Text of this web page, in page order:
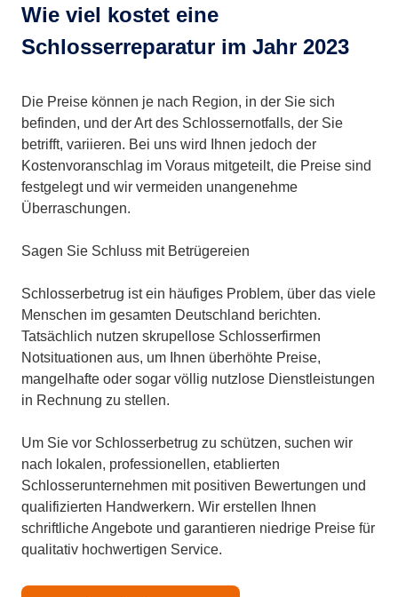
Wie viel kostet eine
Schlosserreparatur im Jahr 2023
Die Preise können je nach Region, in der Sie sich
befinden, und der Art des Schlossernotfalls, der Sie
betrifft, variieren. Bei uns wird Ihnen jedoch der
Kostenvoranschlag im Voraus mitgeteilt, die Preise sind
festgelegt und wir vermeiden unangenehme
Überraschungen.
Sagen Sie Schluss mit Betrügereien
Schlosserbetrug ist ein häufiges Problem, über das viele
Menschen im gesamten Deutschland berichten.
Tatsächlich nutzen skrupellose Schlosserfirmen
Notsituationen aus, um Ihnen überhöhte Preise,
mangelhafte oder sogar völlig nutzlose Dienstleistungen
in Rechnung zu stellen.
Um Sie vor Schlosserbetrug zu schützen, suchen wir
nach lokalen, professionellen, etablierten
Schlosserunternehmen mit positiven Bewertungen und
qualifizierten Handwerkern. Wir erstellen Ihnen
schriftliche Angebote und garantieren niedrige Preise für
qualitativ hochwertigen Service.